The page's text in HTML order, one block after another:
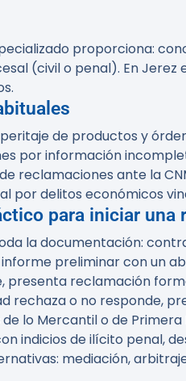
proporciona:
(civil o penal). En
de productos y
por información
reclamaciones ante la
por delitos económicos
para iniciar una
la documentación:
informe preliminar con un
presenta reclamación
rechaza o no responde,
lo Mercantil o de
indicios de ilícito penal,
mediación,